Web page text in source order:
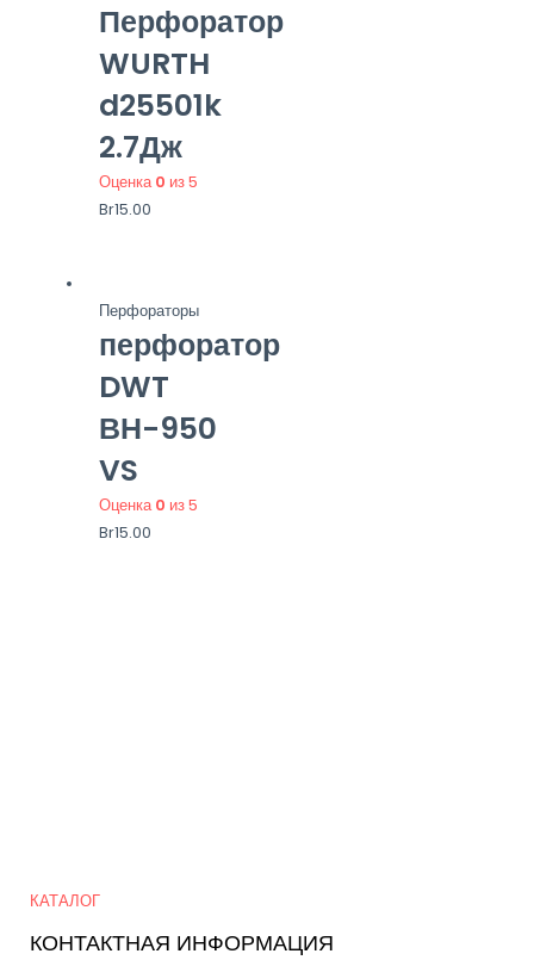
Перфоратор
WURTH
d25501k
2.7Дж
Оценка0 из 5
Br15.00
Перфораторы
перфоратор
DWT
ВН-950
VS
Оценка0 из 5
Br15.00
КАТАЛОГ
КОНТАКТНАЯ ИНФОРМАЦИЯ